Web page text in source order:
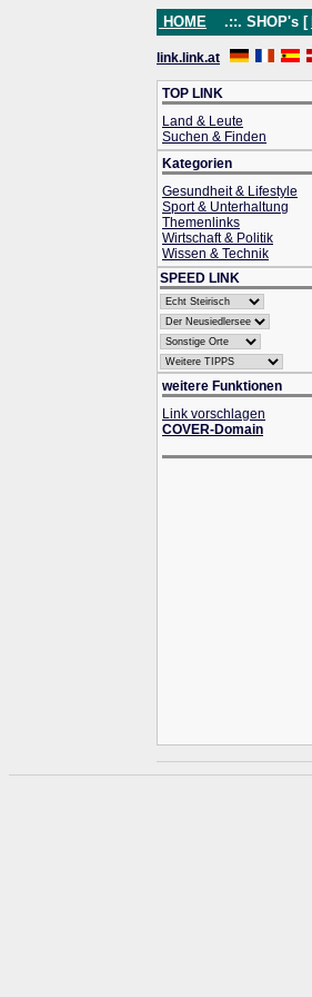
HOME .::. SHOP's [
link.link.at
TOP LINK
Land & Leute
Suchen & Finden
Kategorien
Gesundheit & Lifestyle
Sport & Unterhaltung
Themenlinks
Wirtschaft & Politik
Wissen & Technik
SPEED LINK
weitere Funktionen
Link vorschlagen
COVER-Domain